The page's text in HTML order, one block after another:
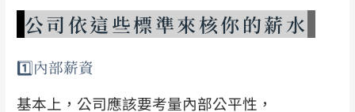
公司依這些標準來核你的薪水
1️⃣內部薪資
基本上，公司應該要考量內部公平性，